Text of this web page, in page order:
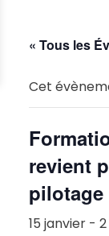
« Tous les
Cet
revient
pilotage
15 janvier -